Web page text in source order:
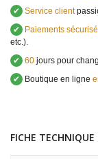
✔ Service client
✔
Paiements
etc.).
✔ 60 jours pour
✔
Boutique en ligne
FICHE TECHNIQUE